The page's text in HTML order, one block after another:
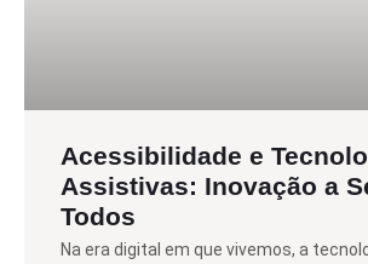
Acessibilidade e
Assistivas: Inovação a
Todos
Na era digital em que vivemos, a